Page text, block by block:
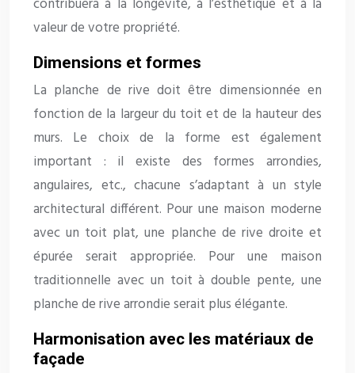
contribuera à la longévité, à l’esthétique et à la
valeur de votre propriété.
Dimensions et formes
La planche de rive doit être dimensionnée en
fonction de la largeur du toit et de la hauteur des
murs. Le choix de la forme est également
important : il existe des formes arrondies,
angulaires, etc., chacune s’adaptant à un style
architectural différent. Pour une maison moderne
avec un toit plat, une planche de rive droite et
épurée serait appropriée. Pour une maison
traditionnelle avec un toit à double pente, une
planche de rive arrondie serait plus élégante.
Harmonisation avec les matériaux de
façade